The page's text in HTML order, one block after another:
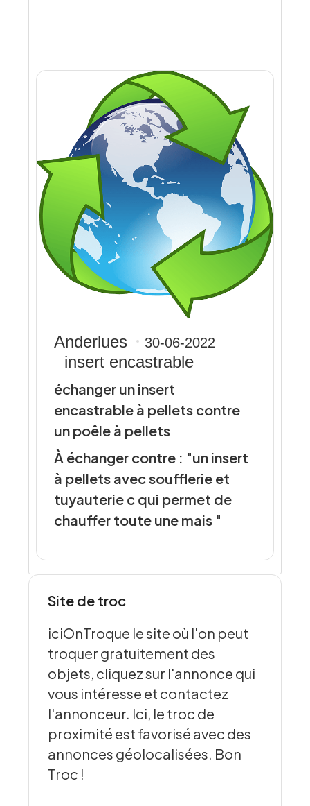
Anderlues 30-06-2022
insert encastrable
échanger un insert
encastrable à pellets contre
un poêle à pellets
À échanger contre : "un insert
à pellets avec soufflerie et
tuyauterie c qui permet de
chauffer toute une mais "
Site de troc
iciOnTroque le site où l'on peut
troquer gratuitement des
objets, cliquez sur l'annonce qui
vous intéresse et contactez
l'annonceur. Ici, le troc de
proximité est favorisé avec des
annonces géolocalisées. Bon
Troc !